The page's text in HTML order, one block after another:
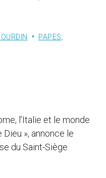
PAPES,
l’Italie et le monde
», annonce le
du Saint-Siège